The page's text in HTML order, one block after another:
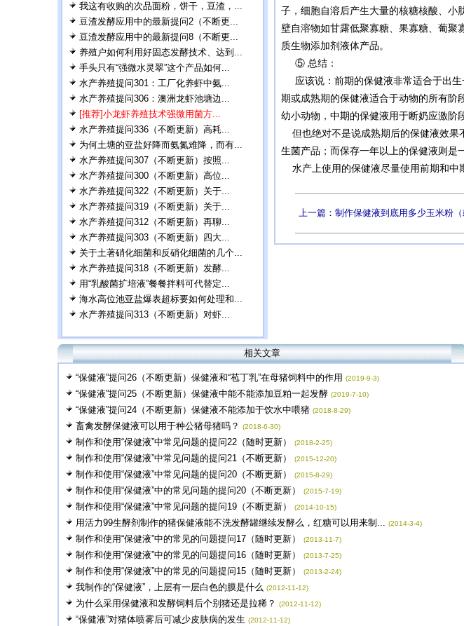
我这有收购的次品面粉，饼干，豆渣，...
豆渣发酵应用中的最新提问2（不断更...
豆渣发酵应用中的最新提问8（不断更...
养殖户如何利用好固态发酵技术、达到...
手头只有“强微水灵翠”这个产品如何...
水产养殖提问301：工厂化养虾中氨...
水产养殖提问306：澳洲龙虾池塘边...
[推荐]小龙虾养殖技术强微用菌方...
水产养殖提问336（不断更新）高耗...
为何土塘的亚盐好降而氨氮难降，而有...
水产养殖提问307（不断更新）按照...
水产养殖提问300（不断更新）高位...
水产养殖提问322（不断更新）关于...
水产养殖提问319（不断更新）关于...
水产养殖提问312（不断更新）再聊...
水产养殖提问303（不断更新）四大...
关于土著硝化细菌和反硝化细菌的几个...
水产养殖提问318（不断更新）发酵...
用“乳酸菌扩培液”餐餐拌料可代替定...
海水高位池亚盐爆表超标要如何处理和...
水产养殖提问313（不断更新）对虾...
子，细胞自溶后产生大量的核糖核酸、小
壁自溶物如甘露低聚寡糖、果寡糖、葡
质生物添加剂液体产品。
⑤ 总结：
应该说：前期的保健液非常适合于出生
期或成熟期的保健液适合于动物的所有阶
幼小动物，中期的保健液用于断奶应激阶
但也绝对不是说成熟期后的保健液效果
生菌产品；而保存一年以上的保健液则是
水产上使用的保健液尽量使用前期和中
上一篇：制作保健液到底用多少玉米粉
相关文章
“保健液”提问26（不断更新）保健液和“苞丁乳”在母猪饲料中的作用 (2019-9-3)
“保健液”提问25（不断更新）保健液中能不能添加豆粕一起发酵 (2019-7-10)
“保健液”提问24（不断更新）保健液不能添加于饮水中喂猪 (2018-8-29)
畜禽发酵保健液可以用于种公猪母猪吗？ (2018-6-30)
制作和使用“保健液”中常见问题的提问22（随时更新） (2018-2-25)
制作和使用“保健液”中常见问题的提问21（不断更新） (2015-12-20)
制作和使用“保健液”中常见问题的提问20（不断更新） (2015-8-29)
制作和使用“保健液”中的常见问题的提问20（不断更新） (2015-7-19)
制作和使用“保健液”中常见问题的提问19（不断更新） (2014-10-15)
用活力99生酵剂制作的猪保健液能不洗发酵罐继续发酵么，红糖可以用来制... (2014-3-4)
制作和使用“保健液”中的常见的问题提问17（随时更新） (2013-11-7)
制作和使用“保健液”中的常见的问题提问16（随时更新） (2013-7-25)
制作和使用“保健液”中的常见的问题提问15（随时更新） (2013-2-24)
我制作的“保健液”，上层有一层白色的膜是什么 (2012-11-12)
为什么采用保健液和发酵饲料后个别猪还是拉稀？ (2012-11-12)
“保健液”对猪体喷雾后可减少皮肤病的发生 (2012-11-12)